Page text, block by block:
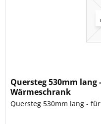
Quersteg 530mm
Wärmeschrank
Quersteg 530mm lang -